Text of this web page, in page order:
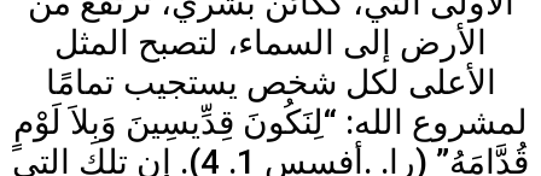
الأرض إلى السماء، لتصبح المثل
الأعلى لكل شخص يستجيب تمامًا
لمشروع الله: “لِنَكُونَ قِدِّيسِينَ وَبِلاَ لَوْمٍ
قُدَّامَهُ” (را. .أفسس 1. 4). إن تلك التي